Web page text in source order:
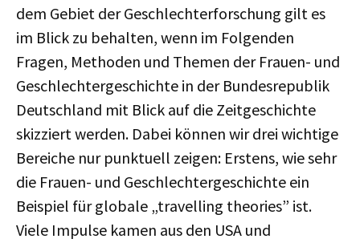
dem Gebiet der Geschlechterforschung gilt es
im Blick zu behalten, wenn im Folgenden
Fragen, Methoden und Themen der Frauen- und
Geschlechtergeschichte in der Bundesrepublik
Deutschland mit Blick auf die Zeitgeschichte
skizziert werden. Dabei können wir drei wichtige
Bereiche nur punktuell zeigen: Erstens, wie sehr
die Frauen- und Geschlechtergeschichte ein
Beispiel für globale „travelling theories” ist.
Viele Impulse kamen aus den USA und